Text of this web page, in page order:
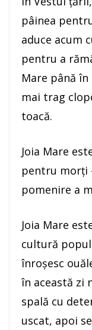
pâinea
aduce acum
pentru a
Mare până în
mai trag
toacă.
Joia Mare
pentru morţi
pomenire a
Joia Mare
cultură
înroşesc
în această zi
spală cu
uscat, apoi